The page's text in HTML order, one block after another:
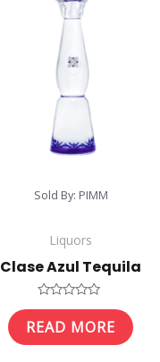
Sold By: PIMM
Liquors
Clase Azul Tequila
Rated
0
out
of
READ MORE